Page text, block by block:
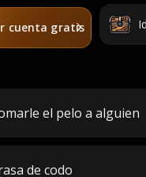
cuenta gratis
el pelo a alguien
de codo